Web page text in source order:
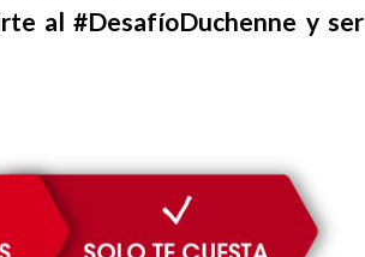
al #DesafíoDuchenne y ser